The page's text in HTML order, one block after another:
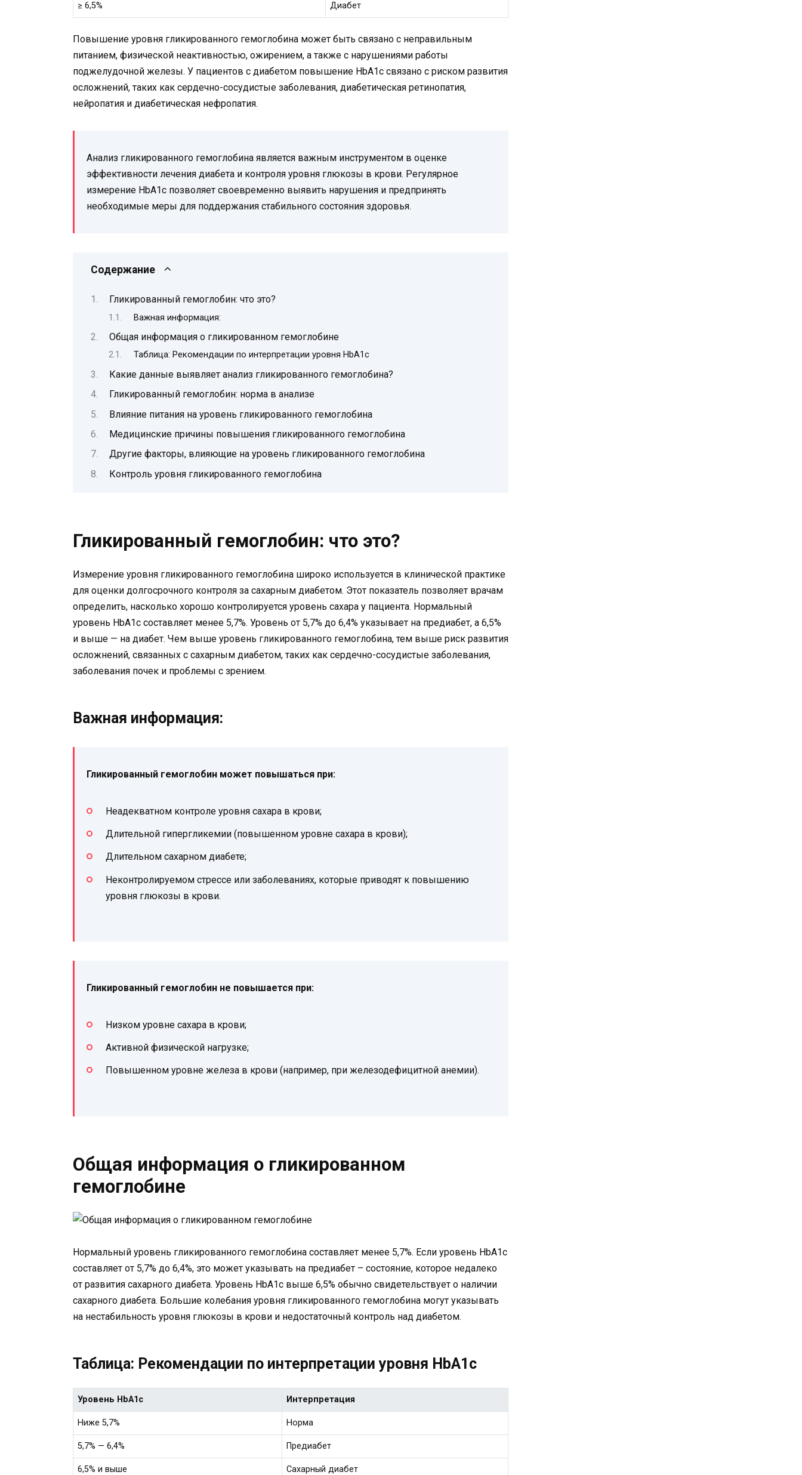
≥ 6,5% Диабет
Повышение уровня гликированного гемоглобина может быть связано с неправильным
питанием, физической неактивностью, ожирением, а также с нарушениями работы
поджелудочной железы. У пациентов с диабетом повышение HbA1c связано с риском развития
осложнений, таких как сердечно-сосудистые заболевания, диабетическая ретинопатия,
нейропатия и диабетическая нефропатия.
Анализ гликированного гемоглобина является важным инструментом в оценке
эффективности лечения диабета и контроля уровня глюкозы в крови. Регулярное
измерение HbA1c позволяет своевременно выявить нарушения и предпринять
необходимые меры для поддержания стабильного состояния здоровья.
Содержание
Гликированный гемоглобин: что это?
Важная информация:
Общая информация о гликированном гемоглобине
Таблица: Рекомендации по интерпретации уровня HbA1c
Какие данные выявляет анализ гликированного гемоглобина?
Гликированный гемоглобин: норма в анализе
Влияние питания на уровень гликированного гемоглобина
Медицинские причины повышения гликированного гемоглобина
Другие факторы, влияющие на уровень гликированного гемоглобина
Контроль уровня гликированного гемоглобина
Гликированный гемоглобин: что это?
Измерение уровня гликированного гемоглобина широко используется в клинической практике
для оценки долгосрочного контроля за сахарным диабетом. Этот показатель позволяет врачам
определить, насколько хорошо контролируется уровень сахара у пациента. Нормальный
уровень HbA1c составляет менее 5,7%. Уровень от 5,7% до 6,4% указывает на предиабет, а 6,5%
и выше — на диабет. Чем выше уровень гликированного гемоглобина, тем выше риск развития
осложнений, связанных с сахарным диабетом, таких как сердечно-сосудистые заболевания,
заболевания почек и проблемы с зрением.
Важная информация:
Гликированный гемоглобин может повышаться при:
Неадекватном контроле уровня сахара в крови;
Длительной гипергликемии (повышенном уровне сахара в крови);
Длительном сахарном диабете;
Неконтролируемом стрессе или заболеваниях, которые приводят к повышению
уровня глюкозы в крови.
Гликированный гемоглобин не повышается при:
Низком уровне сахара в крови;
Активной физической нагрузке;
Повышенном уровне железа в крови (например, при железодефицитной анемии).
Общая информация о гликированном
гемоглобине
Нормальный уровень гликированного гемоглобина составляет менее 5,7%. Если уровень HbA1c
составляет от 5,7% до 6,4%, это может указывать на предиабет – состояние, которое недалеко
от развития сахарного диабета. Уровень HbA1c выше 6,5% обычно свидетельствует о наличии
сахарного диабета. Большие колебания уровня гликированного гемоглобина могут указывать
на нестабильность уровня глюкозы в крови и недостаточный контроль над диабетом.
Таблица: Рекомендации по интерпретации уровня HbA1c
Уровень HbA1c Интерпретация
Ниже 5,7% Норма
5,7% — 6,4% Предиабет
6,5% и выше Сахарный диабет